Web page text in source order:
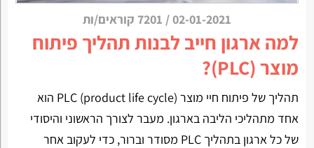
02-01-2021
/ 7201 קוראים/ות
למה ארגון חייב לבנות תהליך פיתוח
מוצר (PLC)?
תהליך של פיתוח חיי מוצר (PLC (product life cycle הוא
אחד מתהליכי הליבה בארגון. מעבר לצורך הראשוני והיסודי
של כל ארגון בתהליך PLC מסודר וברור, כדי לעקוב אחר